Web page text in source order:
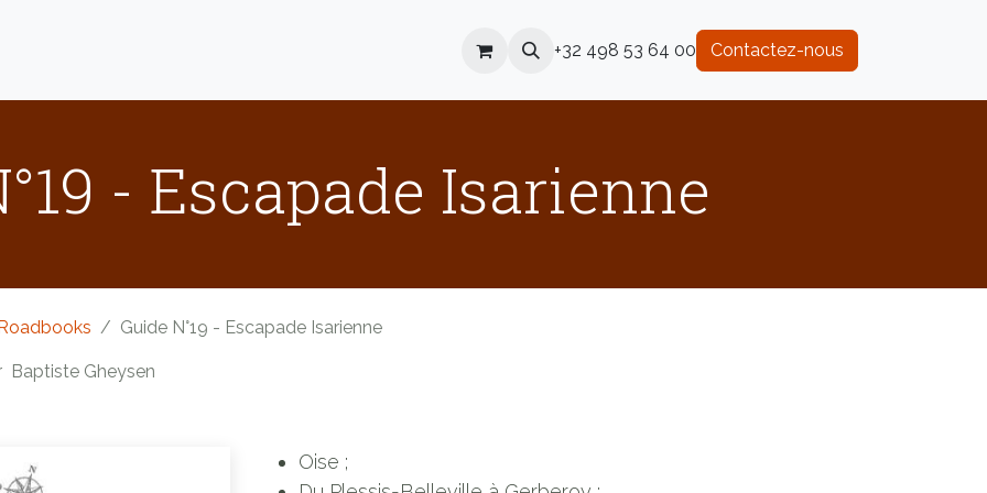
+32 498 53 64 00 Contactez-nous
- Escapade Isarienne
Guide N°19 - Escapade Isarienne
Baptiste Gheysen
Oise ;